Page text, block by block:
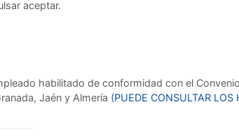
aceptar.
habilitado de conformidad con el
Jaén y Almería (PUEDE CONSULTAR LOS